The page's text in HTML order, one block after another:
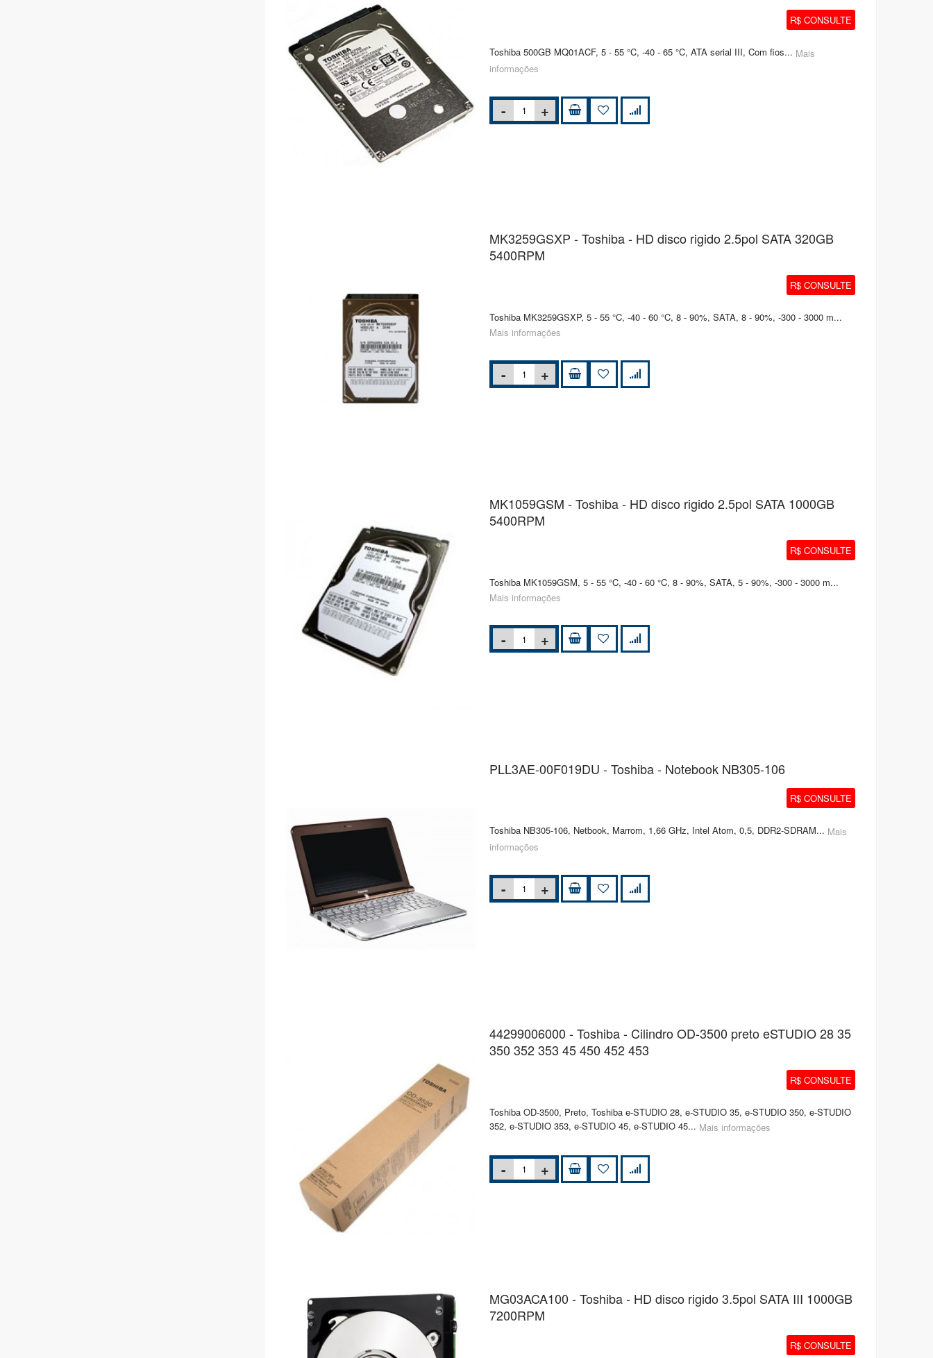
R$ CONSULTE
Toshiba 500GB MQ01ACF, 5 - 55 °C, -40 - 65 °C, ATA serial III, Com fios... Mais
informações
MK3259GSXP - Toshiba - HD disco rigido 2.5pol SATA 320GB
5400RPM
R$ CONSULTE
Toshiba MK3259GSXP, 5 - 55 °C, -40 - 60 °C, 8 - 90%, SATA, 8 - 90%, -300 - 3000 m...
Mais informações
MK1059GSM - Toshiba - HD disco rigido 2.5pol SATA 1000GB
5400RPM
R$ CONSULTE
Toshiba MK1059GSM, 5 - 55 °C, -40 - 60 °C, 8 - 90%, SATA, 5 - 90%, -300 - 3000 m...
Mais informações
PLL3AE-00F019DU - Toshiba - Notebook NB305-106
R$ CONSULTE
Toshiba NB305-106, Netbook, Marrom, 1,66 GHz, Intel Atom, 0,5, DDR2-SDRAM... Mais
informações
44299006000 - Toshiba - Cilindro OD-3500 preto eSTUDIO 28 35
350 352 353 45 450 452 453
R$ CONSULTE
Toshiba OD-3500, Preto, Toshiba e-STUDIO 28, e-STUDIO 35, e-STUDIO 350, e-STUDIO
352, e-STUDIO 353, e-STUDIO 45, e-STUDIO 45... Mais informações
MG03ACA100 - Toshiba - HD disco rigido 3.5pol SATA III 1000GB
7200RPM
R$ CONSULTE